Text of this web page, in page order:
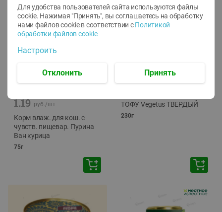
1.19 руб./шт
Корм влаж. для кош. с
чувств. пищевар. Пурина
Ван курица
75г
ТОФУ Vegetus ТВЕРДЫЙ
230г
Для удобства пользователей сайта используются файлы
cookie. Нажимая "Принять", вы соглашаетесь на обработку
нами файлов cookie в соответствии с Политикой
обработки файлов cookie
Настроить
Отклонить Принять